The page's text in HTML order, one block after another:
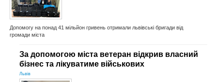
Допомогу на понад 41 мільйон гривень отримали львівські бригади від
громади міста
За допомогою міста ветеран відкрив власний
бізнес та лікуватиме військових
Львів